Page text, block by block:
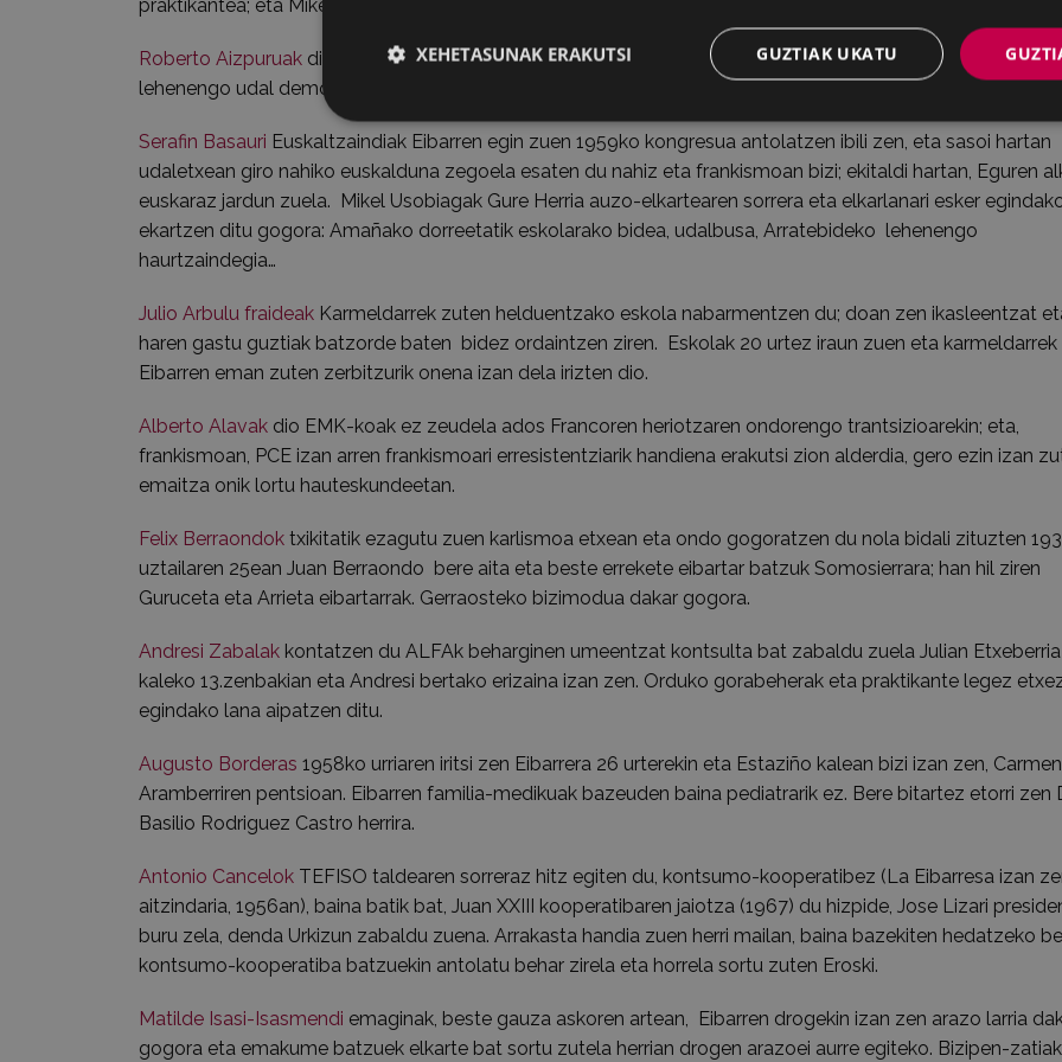
praktikantea; eta Mikel Usobiaga Iriondo, Gure Herria elkarteko kidea.
Roberto Aizpuruak dio Franco hil aurretik askatasun pixka bat gehiago nabaritzen hasi zirela, eta Eibarko
lehenengo udal demokratikoko zinegotzia izan zen garaiko kontuak kontatzen ditu.
Serafin Basauri Euskaltzaindiak Eibarren egin zuen 1959ko kongresua antolatzen ibili zen, eta sasoi hartan
udaletxean giro nahiko euskalduna zegoela esaten du nahiz eta frankismoan bizi; ekitaldi hartan, Eguren
euskaraz jardun zuela. Mikel Usobiagak Gure Herria auzo-elkartearen sorrera eta elkarlanari esker
ekartzen ditu gogora: Amañako dorreetatik eskolarako bidea, udalbusa, Arratebideko lehenengo
haurtzaindegia…
Julio Arbulu fraideak Karmeldarrek zuten helduentzako eskola nabarmentzen du; doan zen ikasleentzat
haren gastu guztiak batzorde baten bidez ordaintzen ziren. Eskolak 20 urtez iraun zuen eta karmeldarrek
Eibarren eman zuten zerbitzurik onena izan dela irizten dio.
Alberto Alavak dio EMK-koak ez zeudela ados Francoren heriotzaren ondorengo trantsizioarekin; eta,
frankismoan, PCE izan arren frankismoari erresistentziarik handiena erakutsi zion alderdia, gero ezin izan
emaitza onik lortu hauteskundeetan.
Felix Berraondok txikitatik ezagutu zuen karlismoa etxean eta ondo gogoratzen du nola bidali zituzten
uztailaren 25ean Juan Berraondo bere aita eta beste errekete eibartar batzuk Somosierrara; han hil ziren
Guruceta eta Arrieta eibartarrak. Gerraosteko bizimodua dakar gogora.
Andresi Zabalak kontatzen du ALFAk beharginen umeentzat kontsulta bat zabaldu zuela Julian Etxeberria
kaleko 13.zenbakian eta Andresi bertako erizaina izan zen. Orduko gorabeherak eta praktikante legez
egindako lana aipatzen ditu.
Augusto Borderas 1958ko urriaren iritsi zen Eibarrera 26 urterekin eta Estaziño kalean bizi izan zen, Carmen
Aramberriren pentsioan. Eibarren familia-medikuak bazeuden baina pediatrarik ez. Bere bitartez etorri zen
Basilio Rodriguez Castro herrira.
Antonio Cancelok TEFISO taldearen sorreraz hitz egiten du, kontsumo-kooperatibez (La Eibarresa izan
aitzindaria, 1956an), baina batik bat, Juan XXIII kooperatibaren jaiotza (1967) du hizpide, Jose Lizari
buru zela, denda Urkizun zabaldu zuena. Arrakasta handia zuen herri mailan, baina bazekiten hedatzeko
kontsumo-kooperatiba batzuekin antolatu behar zirela eta horrela sortu zuten Eroski.
Matilde Isasi-Isasmendi emaginak, beste gauza askoren artean, Eibarren drogekin izan zen arazo larria
gogora eta emakume batzuek elkarte bat sortu zutela herrian drogen arazoei aurre egiteko. Bizipen-zatiak
GUZTIAK UKATU
XEHETASUNAK ERAKUTSI